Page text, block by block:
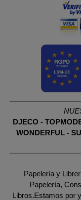
DJECO -
WONDERFUL-
Papelería y
Papelería,
Libros.Estamos por